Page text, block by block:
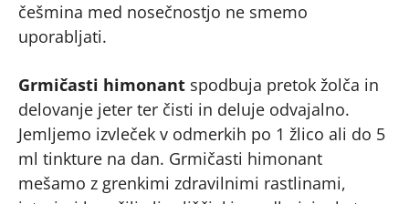
češmina med nosečnostjo ne smemo
uporabljati.
Grmičasti himonant spodbuja pretok žolča in
delovanje jeter ter čisti in deluje odvajalno.
Jemljemo izvleček v odmerkih po 1 žlico ali do 5
ml tinkture na dan. Grmičasti himonant
mešamo z grenkimi zdravilnimi rastlinami,